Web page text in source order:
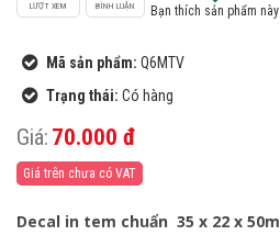
LƯỢT XEM BÌNH LUẬN Bạn thích sản phẩm này
Mã sản phẩm: Q6MTV
Trạng thái: Có hàng
Giá: 70.000 đ
Giá trên chưa có VAT
Decal in tem chuẩn 35 x 22 x 50m